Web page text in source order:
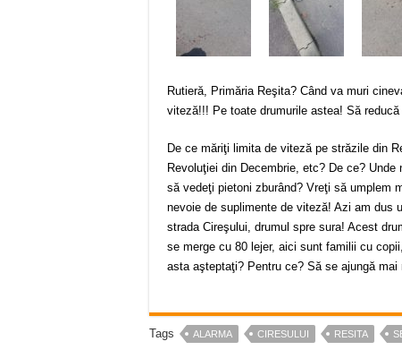
Rutieră, Primăria Reşita? Când va muri
viteză!!! Pe toate drumurile astea! Să
De ce măriţi limita de viteză pe străzile din
Revoluţiei din Decembrie, etc? De ce?
să vedeţi pietoni zburând? Vreţi să umplem
nevoie de suplimente de viteză! Azi am dus
strada Cireşului, drumul spre sura! Acest
se merge cu 80 lejer, aici sunt familii cu
asta aşteptaţi? Pentru ce? Să se ajungă
Tags ALARMA CIRESULUI RESITA